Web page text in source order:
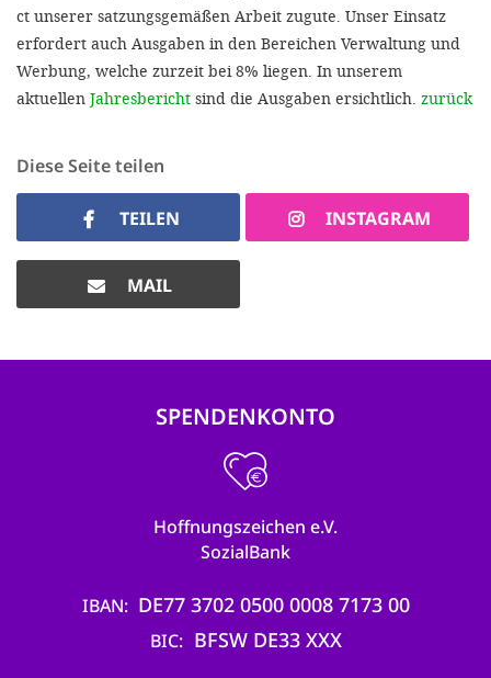
ct unserer satzungsgemäßen Arbeit zugute. Unser Einsatz
erfordert auch Ausgaben in den Bereichen Verwaltung und
Werbung, welche zurzeit bei 8% liegen. In unserem
aktuellen Jahresbericht sind die Ausgaben ersichtlich. zurück
Diese Seite teilen
TEILEN INSTAGRAM
MAIL
SPENDENKONTO
Hoffnungszeichen e.V.
SozialBank
IBAN DE77 3702 0500 0008 7173 00
BIC BFSW DE33 XXX